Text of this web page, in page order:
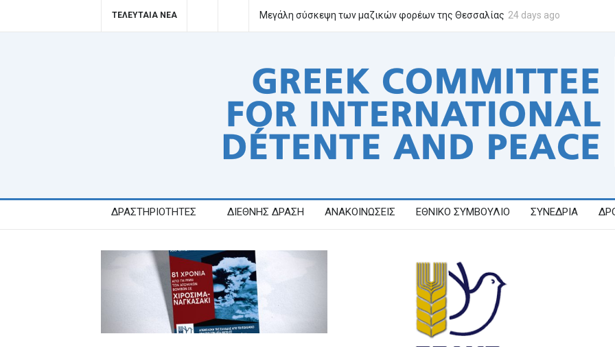
ΤΕΛΕΥΤΑΙΑ ΝΕΑ Μεγάλη σύσκεψη των μαζικών φορέων της Θεσσαλίας Επιτροπή Ειρήνης
24 days ago
ΔΡΑΣΤΗΡΙΟΤΗΤΕΣ ΔΙΕΘΝΗΣ ΔΡΑΣΗ ΑΝΑΚΟΙΝΩΣΕΙΣ ΕΘΝΙΚΟ ΣΥΜΒΟΥΛΙΟ ΣΥΝΕΔΡΙΑ